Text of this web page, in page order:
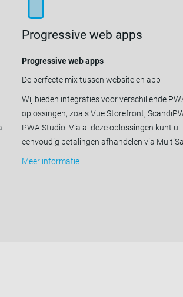
Progressive web apps
Progressive web apps
De perfecte mix tussen website en app
Wij bieden integraties voor verschillende
oplossingen, zoals Vue Storefront,
PWA Studio. Via al deze oplossingen kunt u
eenvoudig betalingen afhandelen via
Meer informatie